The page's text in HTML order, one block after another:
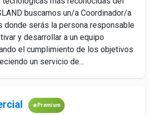
buscamos un/a Coordinador/a
donde serás la persona responsable
y desarrollar a un equipo
el cumplimiento de los objetivos
un servicio de...
Premium